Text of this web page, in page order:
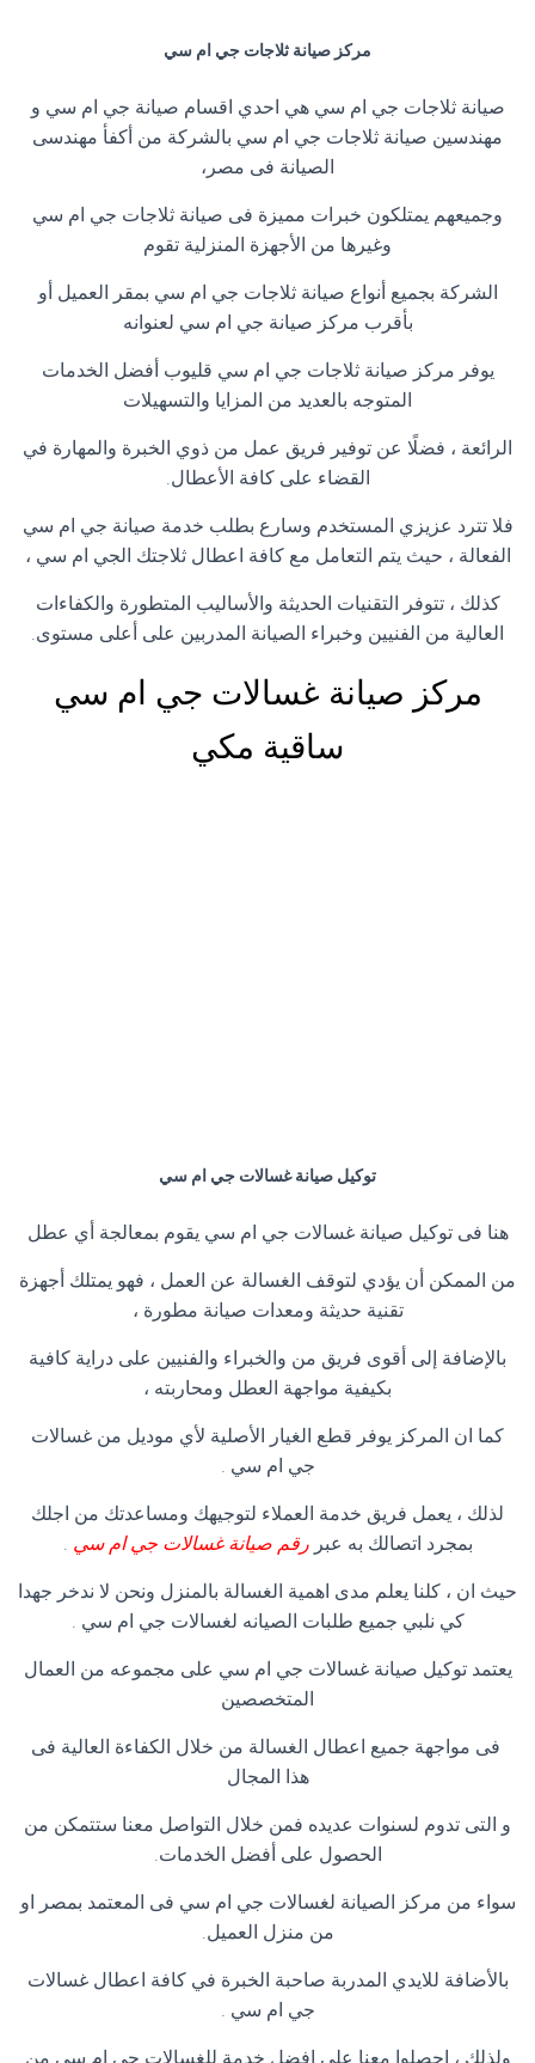
مركز صيانة ثلاجات جي ام سي
صيانة ثلاجات جي ام سي هي احدي اقسام صيانة جي ام سي و
مهندسين صيانة ثلاجات جي ام سي بالشركة من أكفأ مهندسى
الصيانة فى مصر،
وجميعهم يمتلكون خبرات مميزة فى صيانة ثلاجات جي ام سي
وغيرها من الأجهزة المنزلية تقوم
الشركة بجميع أنواع صيانة ثلاجات جي ام سي بمقر العميل أو
بأقرب مركز صيانة جي ام سي لعنوانه
يوفر مركز صيانة ثلاجات جي ام سي قليوب أفضل الخدمات
المتوجه بالعديد من المزايا والتسهيلات
الرائعة ، فضلًا عن توفير فريق عمل من ذوي الخبرة والمهارة في
القضاء على كافة الأعطال.
فلا تترد عزيزي المستخدم وسارع بطلب خدمة صيانة جي ام سي
الفعالة ، حيث يتم التعامل مع كافة اعطال ثلاجتك الجي ام سي ،
كذلك ، تتوفر التقنيات الحديثة والأساليب المتطورة والكفاءات
العالية من الفنيين وخبراء الصيانة المدربين على أعلى مستوى.
مركز صيانة غسالات جي ام سي
ساقية مكي
توكيل صيانة غسالات جي ام سي
هنا فى توكيل صيانة غسالات جي ام سي يقوم بمعالجة أي عطل
من الممكن أن يؤدي لتوقف الغسالة عن العمل ، فهو يمتلك أجهزة
تقنية حديثة ومعدات صيانة مطورة ،
بالإضافة إلى أقوى فريق من والخبراء والفنيين على دراية كافية
بكيفية مواجهة العطل ومحاربته ،
كما ان المركز يوفر قطع الغيار الأصلية لأي موديل من غسالات
جي ام سي .
لذلك ، يعمل فريق خدمة العملاء لتوجيهك ومساعدتك من اجلك
بمجرد اتصالك به عبررقم صيانة غسالات جي ام سي .
حيث ان ، كلنا يعلم مدى اهمية الغسالة بالمنزل ونحن لا ندخر جهدا
كي نلبي جميع طلبات الصيانه لغسالات جي ام سي .
يعتمد توكيل صيانة غسالات جي ام سي على مجموعه من العمال
المتخصصين
فى مواجهة جميع اعطال الغسالة من خلال الكفاءة العالية فى
هذا المجال
و التى تدوم لسنوات عديده فمن خلال التواصل معنا ستتمكن من
الحصول على أفضل الخدمات.
سواء من مركز الصيانة لغسالات جي ام سي فى المعتمد بمصر او
من منزل العميل.
بالأضافة للايدي المدربة صاحبة الخبرة في كافة اعطال غسالات
جي ام سي .
ولذلك ، احصلوا معنا على افضل خدمة للغسالات جي ام سي من